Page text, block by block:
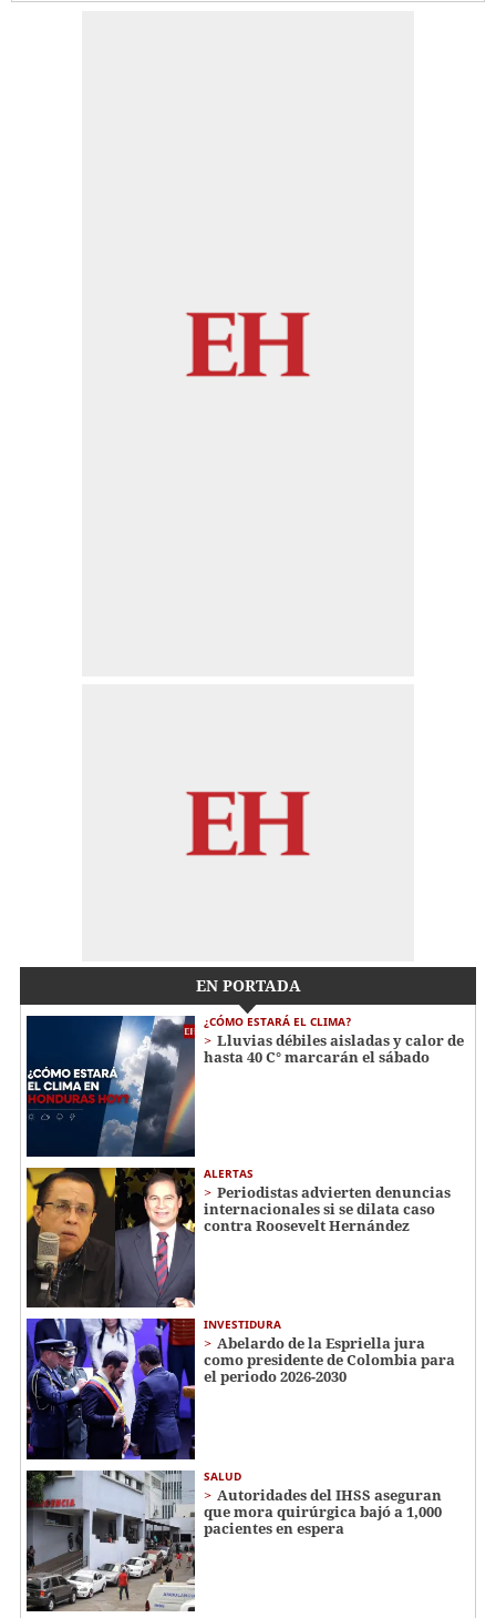
EN PORTADA
¿CÓMO ESTARÁ EL CLIMA?
Lluvias débiles aisladas y calor de
hasta 40 C° marcarán el sábado
ALERTAS
Periodistas advierten denuncias
internacionales si se dilata caso
contra Roosevelt Hernández
INVESTIDURA
Abelardo de la Espriella jura
como presidente de Colombia para
el periodo 2026-2030
SALUD
Autoridades del IHSS aseguran
que mora quirúrgica bajó a 1,000
pacientes en espera